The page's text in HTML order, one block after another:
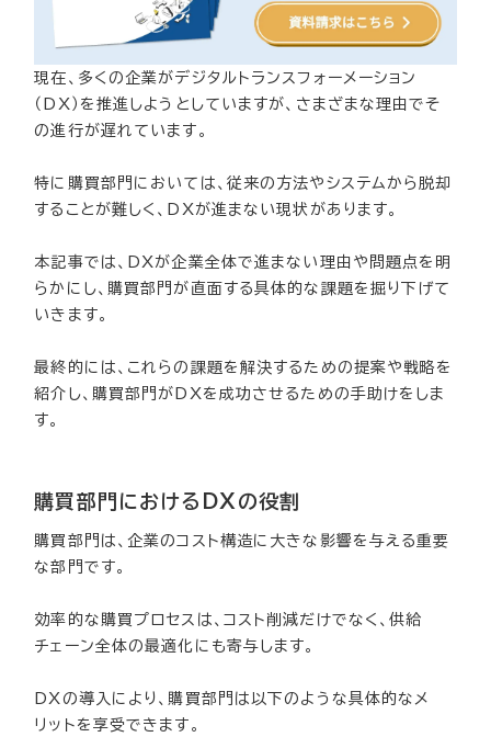
現在、多くの企業がデジタルトランスフォーメーション
（DX）を推進しようとしていますが、さまざまな理由でそ
の進行が遅れています。
特に購買部門においては、従来の方法やシステムから脱却
することが難しく、DXが進まない現状があります。
本記事では、DXが企業全体で進まない理由や問題点を明
らかにし、購買部門が直面する具体的な課題を掘り下げて
いきます。
最終的には、これらの課題を解決するための提案や戦略を
紹介し、購買部門がDXを成功させるための手助けをしま
す。
購買部門におけるDXの役割
購買部門は、企業のコスト構造に大きな影響を与える重要
な部門です。
効率的な購買プロセスは、コスト削減だけでなく、供給
チェーン全体の最適化にも寄与します。
DXの導入により、購買部門は以下のような具体的なメ
リットを享受できます。